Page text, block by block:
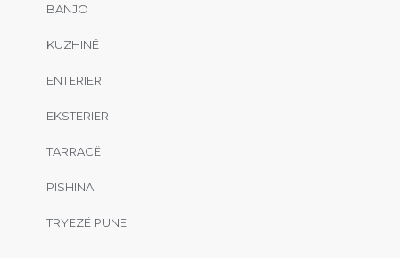
BANJO
KUZHINË
ENTERIER
EKSTERIER
TARRACË
PISHINA
TRYEZË PUNE